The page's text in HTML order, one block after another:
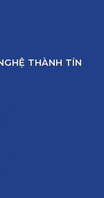
THÀNH TÍN